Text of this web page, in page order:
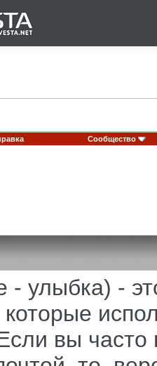
Сообщество
улыбка) -
вы часто